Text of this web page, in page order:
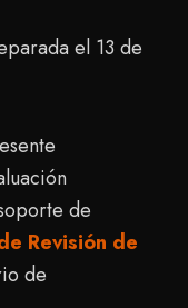
el 13 de
de
Revisión de
de